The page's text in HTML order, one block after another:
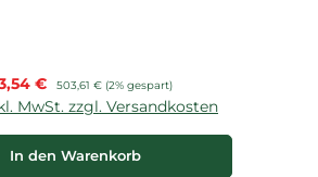
€ Regulärer Preis:
503,61 € (2% gespart)
MwSt. zzgl. Versandkosten
In den Warenkorb